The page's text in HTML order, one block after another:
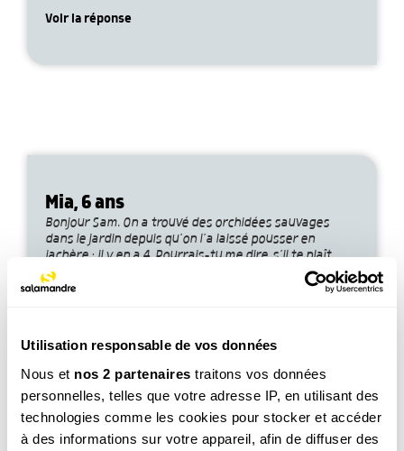
Utilisation responsable de vos données
Nous et nos 2 partenaires traitons vos données
personnelles, telles que votre adresse IP, en utilisant des
technologies comme les cookies pour stocker et accéder
à des informations sur votre appareil, afin de diffuser des
Voir la réponse
Mia, 6 ans
Bonjour Sam. On a trouvé des orchidées sauvages
dans le jardin depuis qu’on l’a laissé pousser en
jachère : il y en a 4. Pourrais-tu me dire, s’il te plaît,
comment elles sont arrivées là ? Les oiseaux ont-ils
déposé des graines ? Merci Sam.